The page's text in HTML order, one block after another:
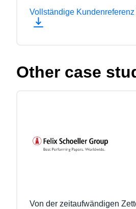
Vollständige
Other case
Von der zeitaufwändigen